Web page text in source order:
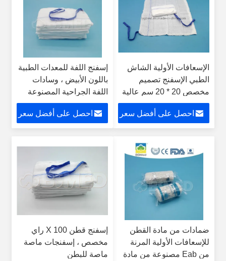
الإسعافات الأولية الشاش
الطبي الإسفنج تصميم
مخصص 20 * 20 سم عالية
الامتصاص
احصل على أفضل سعر
إسفنج اللفة للمعدات الطبية
باللون الأبيض ، وسادات
اللفة الجراحية المصنوعة
من القطن بنسبة 100٪
احصل على أفضل سعر
ضمادات من مادة القطن
للإسعافات الأولية المرنة
من Eab مصنوعة من مادة
إسفنج قطن 100 X راي
مخصص ، إسفنجات ماصة
ماصة للبطن